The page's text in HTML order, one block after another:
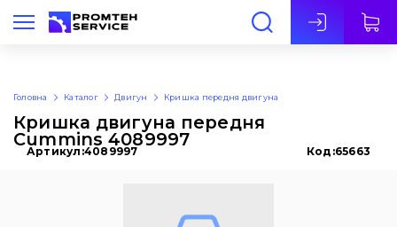
Укр
Головна Каталог Двигун Кришка передня двигуна
Кришка двигуна передня
Cummins 4089997
Артикул:4089997 Код:65663